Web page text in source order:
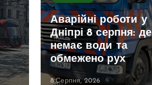
Аварійні роботи у
Дніпрі 8 серпня: де
немає води та
обмежено рух
8 Серпня, 2026